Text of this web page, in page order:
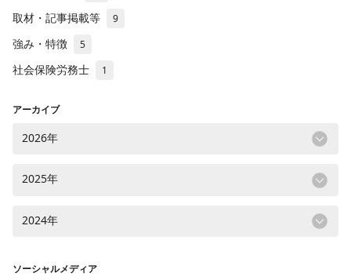
取材・記事掲載等 9
強み・特徴 5
社会保険労務士 1
アーカイブ
2026年
2025年
2024年
ソーシャルメディア